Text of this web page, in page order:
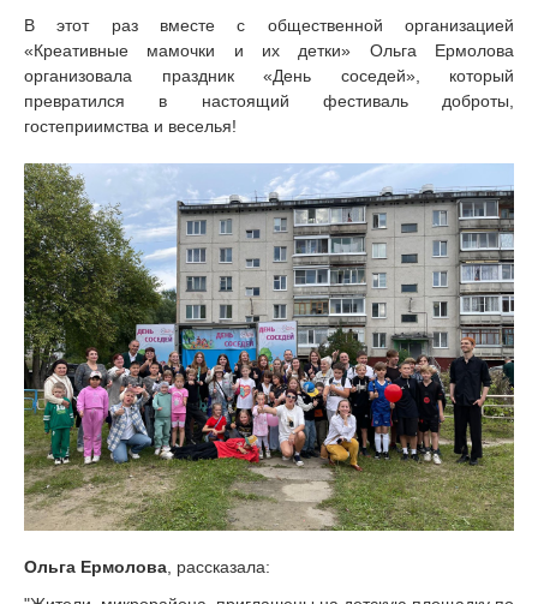
В этот раз вместе с общественной организацией
«Креативные мамочки и их детки» Ольга Ермолова
организовала праздник «День соседей», который
превратился в настоящий фестиваль доброты,
гостеприимства и веселья!
Ольга Ермолова, рассказала: